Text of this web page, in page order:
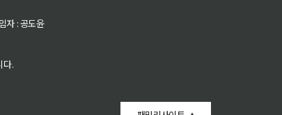
자 : 공도윤
다.